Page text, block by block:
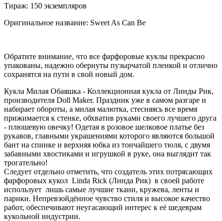
Тираж: 150 экземпляров
Оригинальное название: Sweet As Can Be
Обратите внимание, что все фарфоровые куклы прекрасно
упакованы, надежно обернуты пузырчатой пленкой и отлично
сохранятся на пути в свой новый дом.
Кукла Милая Обаяшка - Коллекционная кукла от Линды Рик,
производителя Doll Maker. Праздник уже в самом разгаре и
набирает обороты, а милая малютка, стесняясь все время
прижимается к стенке, обхватив руками своего лучшего друга
- плюшевую овечку! Одетая в розовое шелковое платье без
рукавов, главными украшениями которого являются большой
бант на спинке и верхняя юбка из тончайшего тюля, с двумя
забавными хвостиками и игрушкой в руке, она выглядит так
трогательно!
Следует отдельно отметить, что создатель этих потрясающих
фарфоровых кукол Linda Rick (Линда Рик) в своей работе
использует лишь самые лучшие ткани, кружева, ленты и
парики. Непревзойдённое чувство стиля и высокое качество
работ, обеспечивают неугасающий интерес к её шедеврам
кукольной индустрии.